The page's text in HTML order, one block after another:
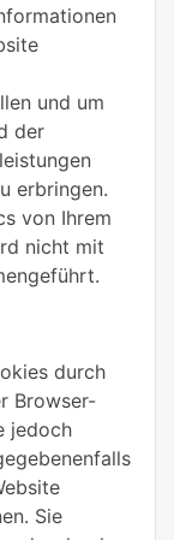
und um
der
erbringen.
von Ihrem
nicht mit
durch
Browser-
jedoch
Sie